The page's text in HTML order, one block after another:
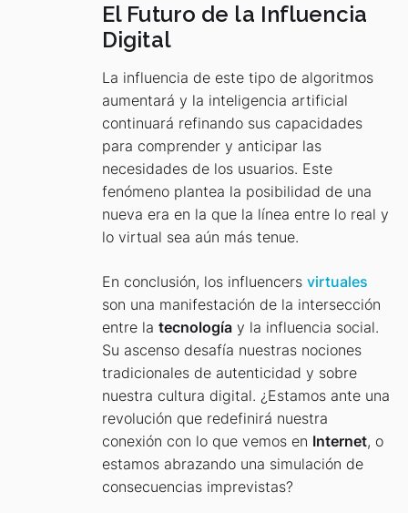
El Futuro de la Influencia
Digital
La influencia de este tipo de algoritmos
aumentará y la inteligencia artificial
continuará refinando sus capacidades
para comprender y anticipar las
necesidades de los usuarios. Este
fenómeno plantea la posibilidad de una
nueva era en la que la línea entre lo real y
lo virtual sea aún más tenue.
En conclusión, los influencers virtuales
son una manifestación de la intersección
entre la tecnología y la influencia social.
Su ascenso desafía nuestras nociones
tradicionales de autenticidad y sobre
nuestra cultura digital. ¿Estamos ante una
revolución que redefinirá nuestra
conexión con lo que vemos en Internet, o
estamos abrazando una simulación de
consecuencias imprevistas?